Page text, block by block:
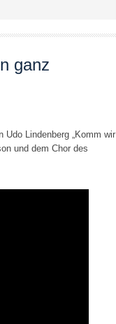
ganz
Udo Lindenberg „Komm wir
und dem Chor des